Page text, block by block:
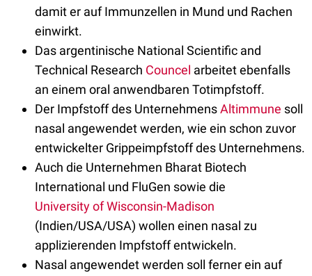
damit er auf Immunzellen in Mund und Rachen
einwirkt.
Das argentinische National Scientific and
Technical Research Councel arbeitet ebenfalls
an einem oral anwendbaren Totimpfstoff.
Der Impfstoff des UnternehmensAltimmune soll
nasal angewendet werden, wie ein schon zuvor
entwickelter Grippeimpfstoff des Unternehmens.
Auch die Unternehmen Bharat Biotech
International und FluGen sowie die
University of Wisconsin-Madison
(Indien/USA/USA) wollen einen nasal zu
applizierenden Impfstoff entwickeln.
Nasal angewendet werden soll ferner ein auf